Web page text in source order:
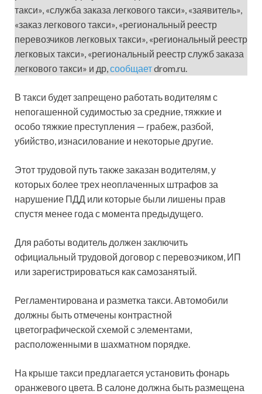
такси», «служба заказа легкового такси», «заявитель»,
«заказ легкового такси», «региональный реестр
перевозчиков легковых такси», «региональный реестр
легковых такси», «региональный реестр служб заказа
легкового такси» и др,сообщаетdrom.ru.
В такси будет запрещено работать водителям с
непогашенной судимостью за средние, тяжкие и
особо тяжкие преступления — грабеж, разбой,
убийство, изнасилование и некоторые другие.
Этот трудовой путь также заказан водителям, у
которых более трех неоплаченных штрафов за
нарушение ПДД или которые были лишены прав
спустя менее года с момента предыдущего.
Для работы водитель должен заключить
официальный трудовой договор с перевозчиком, ИП
или зарегистрироваться как самозанятый.
Регламентирована и разметка такси. Автомобили
должны быть отмечены контрастной
цветографической схемой с элементами,
расположенными в шахматном порядке.
На крыше такси предлагается установить фонарь
оранжевого цвета. В салоне должна быть размещена